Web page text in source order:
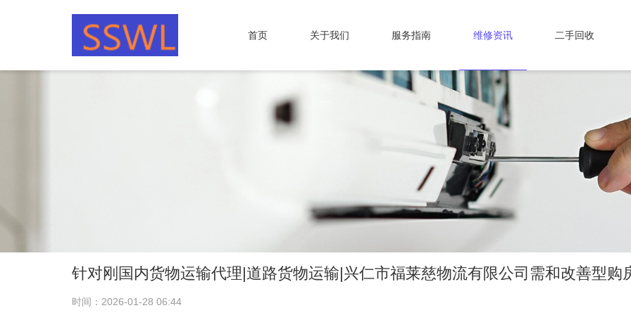
首页 关于我们 服务指南 维修资讯 二手回收
针对刚国内货物运输代理|道路货物运输|兴仁市福莱慈物流有限公司需和改善型购
时间：2026-01-28 06:44